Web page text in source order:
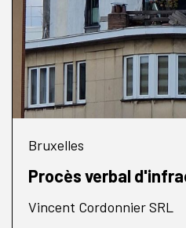
Bruxelles
Procès verbal
Vincent Cordonnier SRL